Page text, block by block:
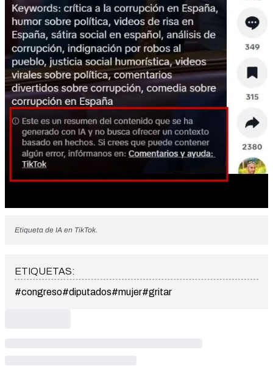
Etiqueta de IA en TikTok.
ETIQUETAS:
#congreso#diputados#mujer#gritar